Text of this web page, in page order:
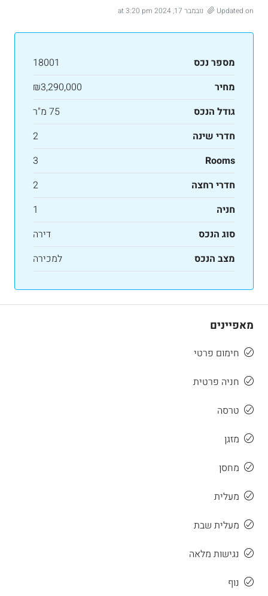
Updated on נובמבר 17, 2024 at 3:20 pm
מספר נכס
18001
מחיר
₪3,290,000
גודל הנכס
75 מ"ר
חדרי שינה
2
Rooms
3
חדרי רחצה
2
חניה
1
סוג הנכס
דירה
מצב הנכס
למכירה
מאפיינים
חימום פרטי
חניה פרטית
טרסה
מזגן
מחסן
מעלית
מעלית שבת
נגישות מלאה
נוף